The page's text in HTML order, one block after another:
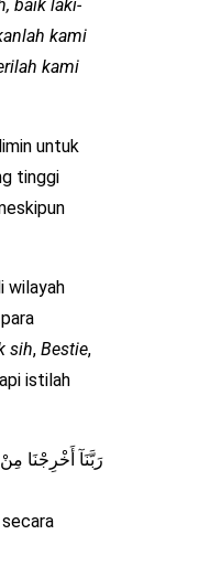
baik laki-
kami
kami
tinggi
wilayah
sih, Bestie,
istilah